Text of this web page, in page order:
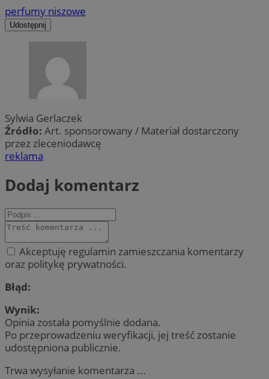
perfumy niszowe
Udostępnij
Sylwia Gerlaczek
Źródło: Art. sponsorowany / Materiał dostarczony
przez zleceniodawcę
reklama
Dodaj komentarz
Akceptuję regulamin zamieszczania komentarzy
oraz politykę prywatności.
Błąd:
Wynik:
Opinia została pomyślnie dodana.
Po przeprowadzeniu weryfikacji, jej treść zostanie
udostępniona publicznie.
Trwa wysyłanie komentarza ...